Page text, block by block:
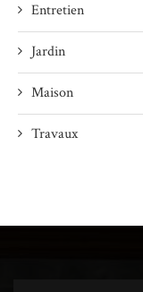
Entretien
Jardin
Maison
Travaux